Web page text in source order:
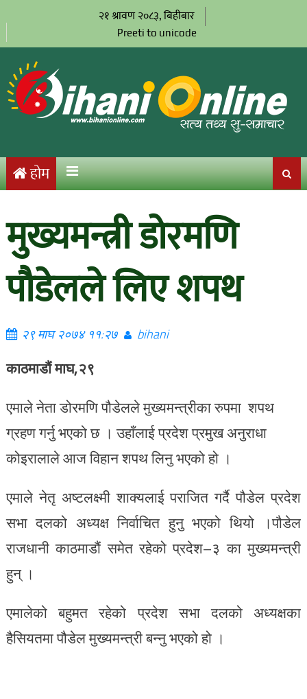
२१ श्रावण २०८३, बिहीबार
Preeti to unicode
होम
मुख्यमन्त्री डोरमणि
पौडेलले लिए शपथ
२९ माघ २०७४ ११:२७ bihani
काठमाडौं माघ,२९
एमाले नेता डोरमणि पौडेलले मुख्यमन्त्रीका रुपमा शपथ
ग्रहण गर्नु भएको छ । उहाँलाई प्रदेश प्रमुख अनुराधा
कोइरालाले आज विहान शपथ लिनु भएको हो ।
एमाले नेतृ अष्टलक्ष्मी शाक्यलाई पराजित गर्दै पौडेल प्रदेश
सभा दलको अध्यक्ष निर्वाचित हुनु भएको थियो ।पौडेल
राजधानी काठमाडौं समेत रहेको प्रदेश–३ का मुख्यमन्त्री
हुन् ।
एमालेको बहुमत रहेको प्रदेश सभा दलको अध्यक्षका
हैसियतमा पौडेल मुख्यमन्त्री बन्नु भएको हो ।